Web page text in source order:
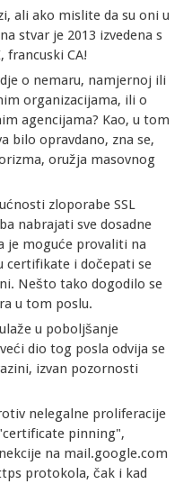
ali ako mislite da su oni u
stvar je 2013 izvedena s
francuski CA!
o nemaru, namjernoj ili
organizacijama, ili o
agencijama? Kao, u tom
bilo opravdano, zna se,
oružja masovnog
zloporabe SSL
nabrajati sve dosadne
je moguće provaliti na
certifikate i dočepati se
Nešto tako dogodilo se
u tom poslu.
u poboljšanje
dio tog posla odvija se
izvan pozornosti
nelegalne proliferacije
pinning",
na mail.google.com
protokola, čak i kad